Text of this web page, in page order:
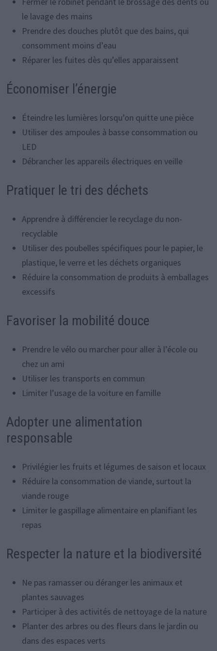
le lavage des mains
Prendre des douches plutôt que des bains, qui
consomment moins d’eau
Réparer les fuites dès qu’elles apparaissent
Économiser l’énergie
Éteindre les lumières lorsqu’on quitte une pièce
Utiliser des ampoules à basse consommation ou
LED
Débrancher les appareils électriques en veille
Pratiquer le tri des déchets
Apprendre à différencier le recyclage du non-
recyclable
Utiliser des poubelles spécifiques pour le papier, le
plastique, le verre et les déchets organiques
Réduire la consommation de produits à emballages
excessifs
Favoriser la mobilité douce
Prendre le vélo ou marcher pour aller à l’école ou
chez un ami
Utiliser les transports en commun
Limiter l’usage de la voiture en famille
Adopter une alimentation
responsable
Privilégier les fruits et légumes de saison et locaux
Réduire la consommation de viande, surtout la
viande rouge
Limiter le gaspillage alimentaire en planifiant les
repas
Respecter la nature et la biodiversité
Ne pas ramasser ou déranger les animaux et
plantes sauvages
Participer à des activités de nettoyage de la nature
Planter des arbres ou des fleurs dans le jardin ou
dans des espaces verts